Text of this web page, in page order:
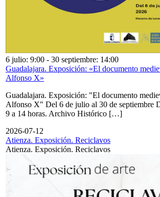
6 julio: 9:00 - 30 septiembre: 14:00
Guadalajara. Exposición: «El documento
Alfonso X»
Guadalajara. Exposición: "El documento
Alfonso X" Del 6 de julio al 30 de septiembre
9 a 14 horas. Archivo Histórico […]
2026-07-12
Atienza. Exposición. Reciclavos
Atienza. Exposición. Reciclavos